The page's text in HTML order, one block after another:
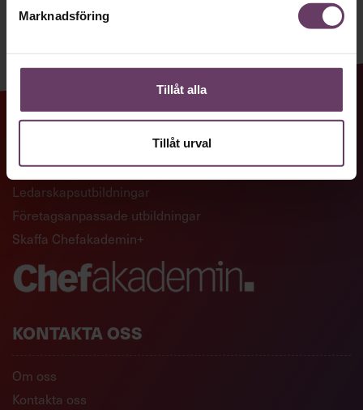
Marknadsföring
Tillåt alla
Tillåt urval
GENVÄGAR
Artiklar och reportage
Ledarskapsutbildningar
Företagsanpassade utbildningar
Skaffa Chefakademin+
KONTAKTA OSS
Om oss
Kontakta oss